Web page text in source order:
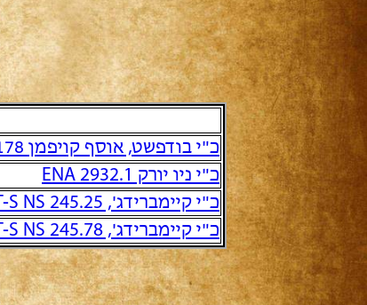
כ"י בודפשט, אוסף קויפמן 178 (145)
כ"י ניו יורק ENA 2932.1
כ"י קיימברידג', T-S NS 245.25
כ"י קיימברידג', T-S NS 245.78